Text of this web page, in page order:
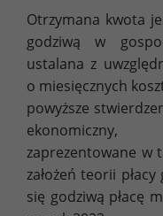
Otrzymana kwota
godziwą w
ustalana z
o miesięcznych
powyższe
ekonomiczny,
zaprezentowane w
założeń teorii
się godziwą płacę